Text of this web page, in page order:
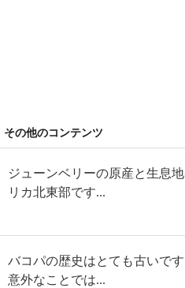
その他のコンテンツ
ジューンベリーの原産と生息
リカ北東部です...
バコパの歴史はとても古いで
意外なことでは...